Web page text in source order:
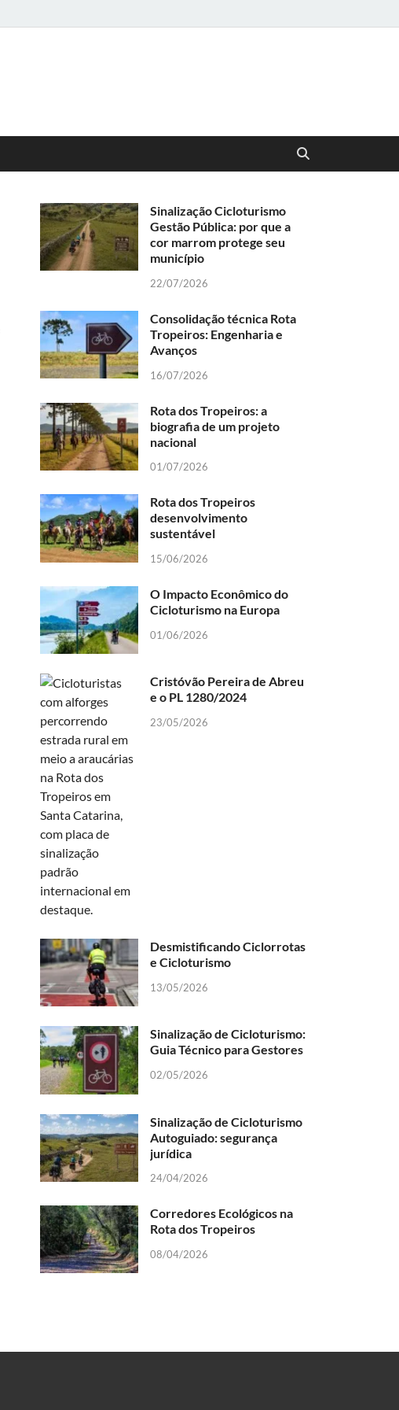
Sinalização Cicloturismo
Gestão Pública: por que a
cor marrom protege seu
município
22/07/2026
Consolidação técnica Rota
Tropeiros: Engenharia e
Avanços
16/07/2026
Rota dos Tropeiros: a
biografia de um projeto
nacional
01/07/2026
Rota dos Tropeiros
desenvolvimento
sustentável
15/06/2026
O Impacto Econômico do
Cicloturismo na Europa
01/06/2026
Cristóvão Pereira de Abreu
e o PL 1280/2024
23/05/2026
Desmistificando Ciclorrotas
e Cicloturismo
13/05/2026
Sinalização de Cicloturismo:
Guia Técnico para Gestores
02/05/2026
Sinalização de Cicloturismo
Autoguiado: segurança
jurídica
24/04/2026
Corredores Ecológicos na
Rota dos Tropeiros
08/04/2026